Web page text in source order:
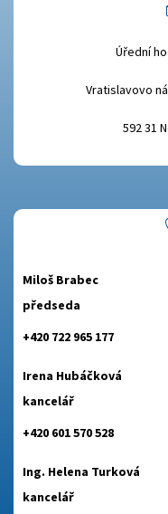
Úřední
Vratislavovo
592 31
Miloš Brabec
předseda
+420 722 965 177
Irena Hubáčková
kancelář
+420 601 570 528
Ing. Helena Turková
kancelář